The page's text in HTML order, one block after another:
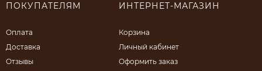
ПОКУПАТЕЛЯМ
Оплата
Доставка
Отзывы
ИНТЕРНЕТ-МАГАЗИН
Корзина
Личный кабинет
Оформить заказ